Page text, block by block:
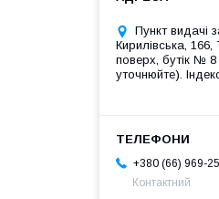
Пункт видачі
Кирилівська,
поверх, бутік №
уточнюйте).
+380 (66) 969-
Контактний